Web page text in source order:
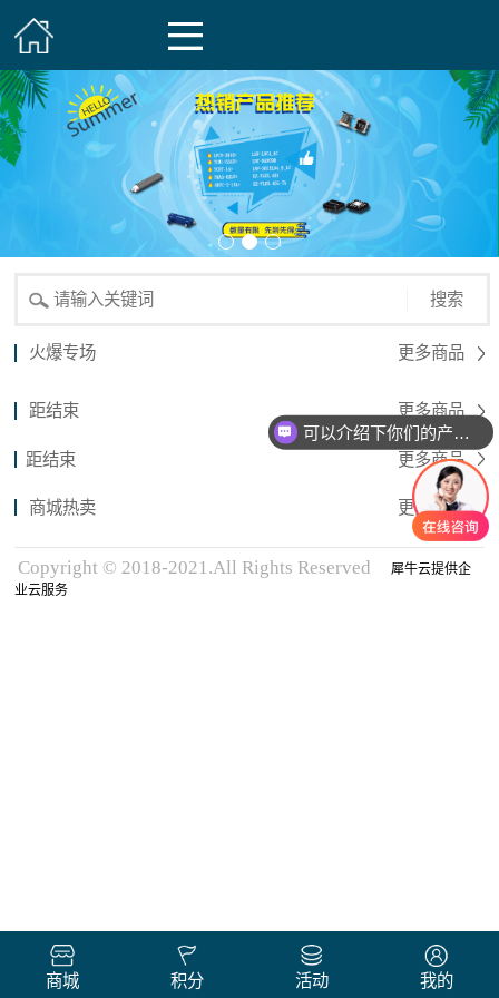
搜索
火爆专场 更多商品
距结束 更多商品
距结束 更多商品
商城热卖 更多商品
Copyright © 2018-2021.All Rights Reserved
犀牛云提供企
业云服务
商城 积分 活动 我的